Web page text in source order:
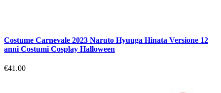
Costume Carnevale 2023 Naruto Hyuuga Hinata Versione 12
anni Costumi Cosplay Halloween
€41.00